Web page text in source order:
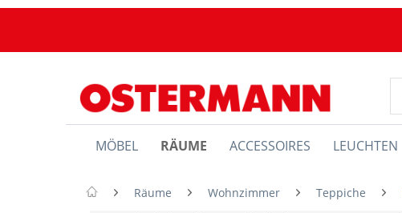
MÖBEL RÄUME ACCESSOIRES LEUCHTEN
Räume Wohnzimmer Teppiche